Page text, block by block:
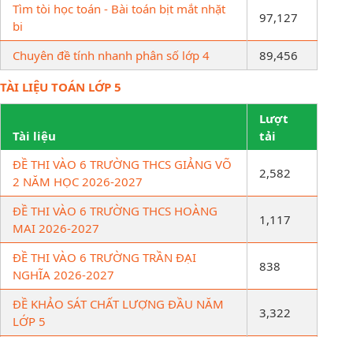
Tìm tòi học toán - Bài toán bịt mắt nhặt
bi
97,127
Chuyên đề tính nhanh phân số lớp 4
89,456
TÀI LIỆU TOÁN LỚP 5
Tài liệu
Lượt
tải
ĐỀ THI VÀO 6 TRƯỜNG THCS GIẢNG VÕ
2 NĂM HỌC 2026-2027
2,582
ĐỀ THI VÀO 6 TRƯỜNG THCS HOÀNG
MAI 2026-2027
1,117
ĐỀ THI VÀO 6 TRƯỜNG TRẦN ĐẠI
NGHĨA 2026-2027
838
ĐỀ KHẢO SÁT CHẤT LƯỢNG ĐẦU NĂM
LỚP 5
3,322